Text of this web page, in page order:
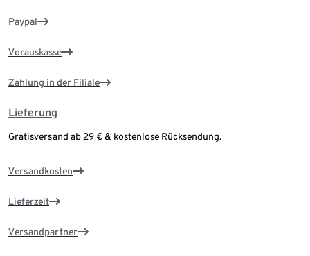
Paypal
Vorauskasse
Zahlung in der Filiale
Lieferung
Gratisversand ab 29 € & kostenlose Rücksendung.
Versandkosten
Lieferzeit
Versandpartner